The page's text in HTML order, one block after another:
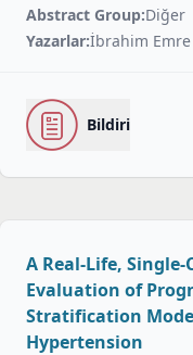
Abstract Group:Diğer
Yazarlar:İbrahim Emre
Bildiri
A Real-Life,
Evaluation of
Stratification
Hypertension